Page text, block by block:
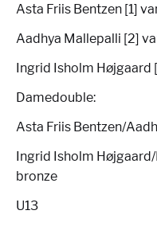
Asta Friis Bentzen [1]
Aadhya Mallepalli [2]
Ingrid Isholm Højgaard
Damedouble:
Asta Friis Bentzen/
Ingrid Isholm
bronze
U13